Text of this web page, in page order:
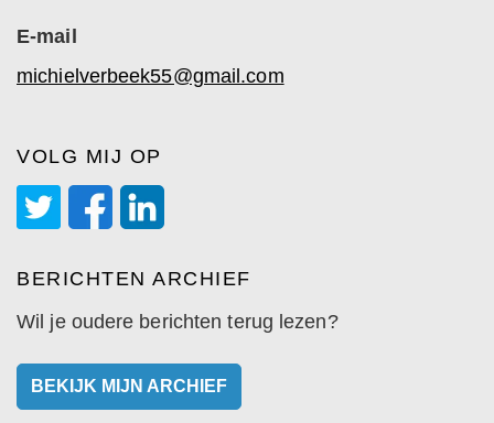
E-mail
michielverbeek55@gmail.com
VOLG MIJ OP
BERICHTEN ARCHIEF
Wil je oudere berichten terug lezen?
BEKIJK MIJN ARCHIEF